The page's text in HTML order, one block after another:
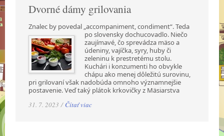
Dvorné dámy grilovania
Znalec by povedal „accompaniment, condiment“. Teda
po slovensky dochucovadlo. Niečo
zaujímavé, čo sprevádza mäso a
údeniny, vajíčka, syry, huby či
zeleninu k prestretému stolu.
Kuchári i konzumenti ho obvykle
chápu ako menej dôležitú surovinu,
pri grilovaní však nadobúda omnoho významnejšie
postavenie. Veď taký plátok krkovičky z Mäsiarstva
31. 7. 2023 / Čítať viac